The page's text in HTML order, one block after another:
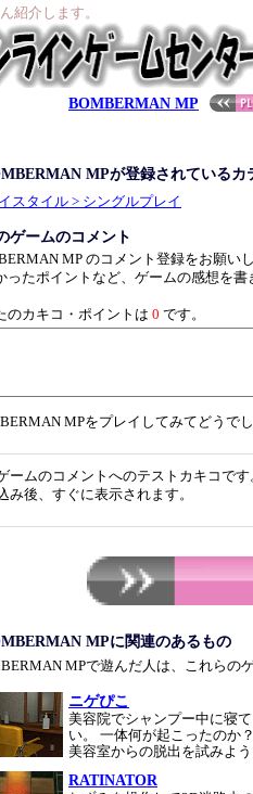
紹介します。
BOMBERMAN MP
MPが登録されているカ
スタイル > シングルプレイ
ゲームのコメント
MP のコメント登録をお願い
ったポイントなど、ゲームの感想を書
のカキコ・ポイントは 0 です。
MPをプレイしてみてどうで
ームのコメントへのテストカキコです
み後、すぐに表示されます。
MPに関連のあるもの
MPで遊んだ人は、これらの
ニゲぴこ
美容院でシャンプー中に寝
い。 一体何が起こったのか
美容室からの脱出を試みよ
RATINATOR